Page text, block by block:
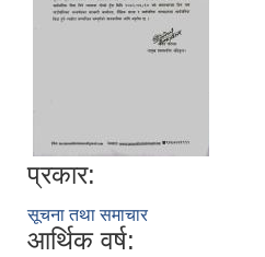
प्रकार:
सूचना तथा समाचार
आर्थिक वर्ष: